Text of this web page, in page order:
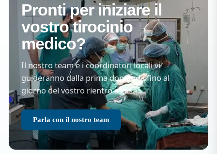
Pronti per iniziare il
vostro tirocinio
medico?
Il nostro team e i coordinatori locali vi
guideranno dalla prima domanda fino al
giorno del vostro rientro a casa.
Parla con il nostro team